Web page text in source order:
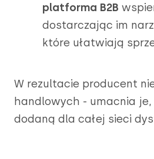
platforma B2B
dostarczając im
które ułatwiają
W rezultacie producent
handlowych - umacnia
dodaną dla całej sieci